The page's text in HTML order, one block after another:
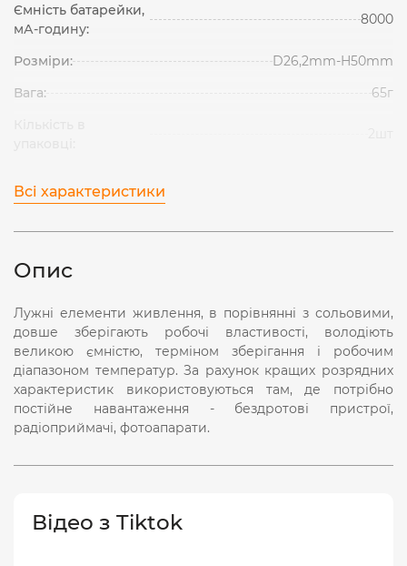
Ємність батарейки,
мА-годину:
8000
Розміри:
D26,2mm-H50mm
Вага:
65г
Всі характеристики
Опис
Лужні елементи живлення, в порівнянні з сольовими,
довше зберігають робочі властивості, володіють
великою ємністю, терміном зберігання і робочим
діапазоном температур. За рахунок кращих розрядних
характеристик використовуються там, де потрібно
постійне навантаження - бездротові пристрої,
радіоприймачі, фотоапарати.
Відео з Tiktok